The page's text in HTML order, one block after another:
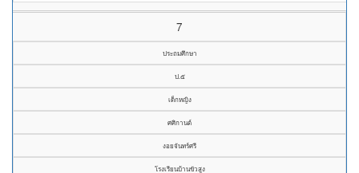
7
ประถมศึกษา
ป.๕
เด็กหญิง
ศศิกานต์
งอยจันทร์ศรี
โรงเรียนบ้านขัวสูง